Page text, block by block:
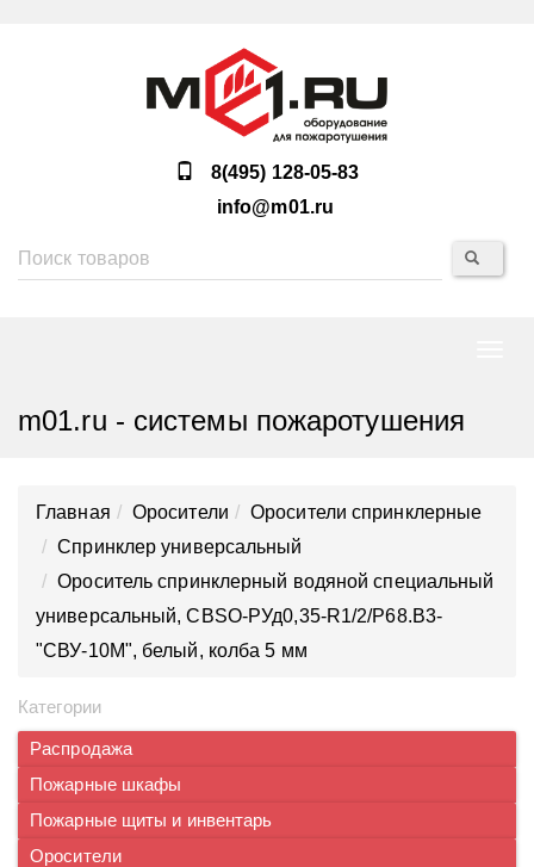
8(495) 128-05-83
info@m01.ru
m01.ru - системы пожаротушения
Главная Оросители
Оросители спринклерные
Спринклер универсальный
Ороситель спринклерный водяной специальный
универсальный, СBSO-РУд0,35-R1/2/Р68.В3-
"СВУ-10М", белый, колба 5 мм
Категории
Распродажа
Пожарные шкафы
Пожарные щиты и инвентарь
Оросители